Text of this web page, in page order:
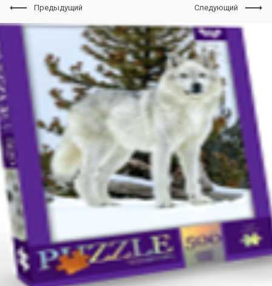
Предыдущий Следующий